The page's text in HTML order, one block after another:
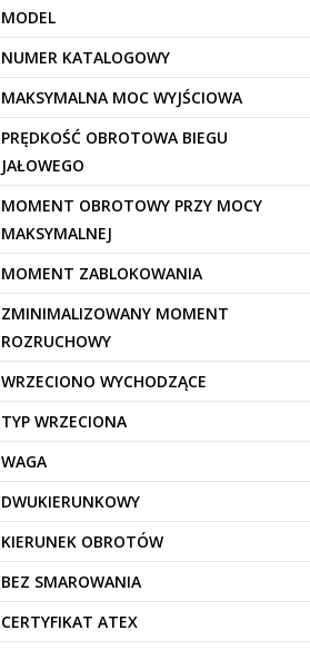
MODEL
NUMER KATALOGOWY
MAKSYMALNA MOC WYJŚCIOWA
PRĘDKOŚĆ OBROTOWA BIEGU
JAŁOWEGO
MOMENT OBROTOWY PRZY MOCY
MAKSYMALNEJ
MOMENT ZABLOKOWANIA
ZMINIMALIZOWANY MOMENT
ROZRUCHOWY
WRZECIONO WYCHODZĄCE
TYP WRZECIONA
WAGA
DWUKIERUNKOWY
KIERUNEK OBROTÓW
BEZ SMAROWANIA
CERTYFIKAT ATEX